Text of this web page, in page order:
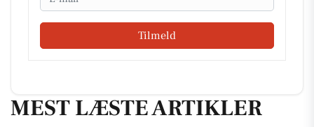
Tilmeld
MEST LÆSTE ARTIKLER